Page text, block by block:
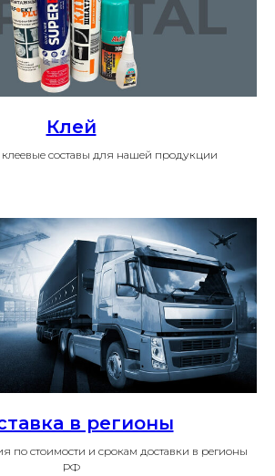
Клей
составы для нашей продукции
в регионы
по стоимости и срокам доставки в регионы
РФ